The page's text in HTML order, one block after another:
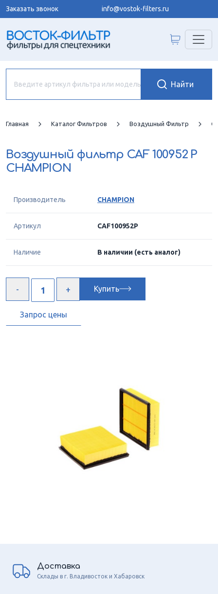
Заказать звонок info@vostok-filters.ru
Главная Каталог Фильтров Воздушный Фильтр
Воздушный фильтр CAF 100952 P
CHAMPION
Производитель CHAMPION
Артикул CAF100952P
Наличие В наличии (есть аналог)
Купить
Запрос цены
Доставка
Склады в г. Владивосток и Хабаровск